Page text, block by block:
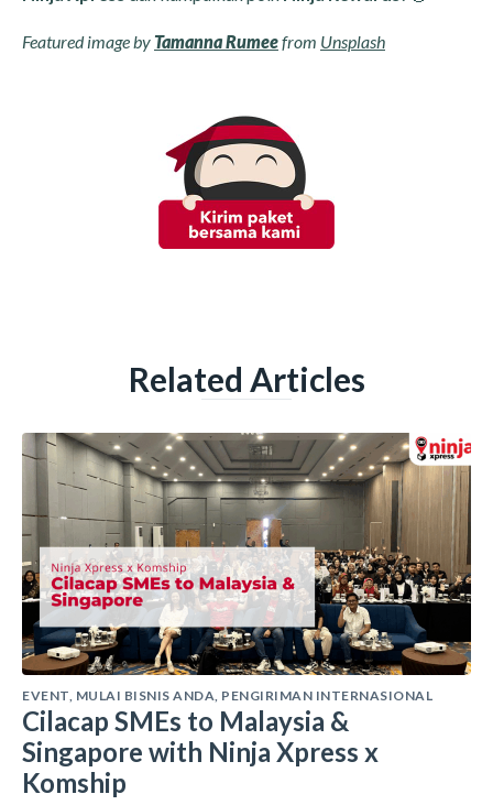
Featured image by Tamanna Rumeefrom Unsplash
Related Articles
EVENT, MULAI BISNIS ANDA, PENGIRIMAN INTERNASIONAL
Cilacap SMEs to Malaysia &
Singapore with Ninja Xpress x
Komship